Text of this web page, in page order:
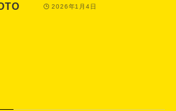
2026年1月4日